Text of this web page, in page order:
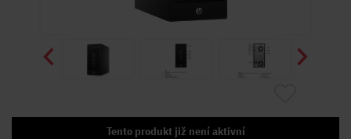
Tento produkt již není aktivní